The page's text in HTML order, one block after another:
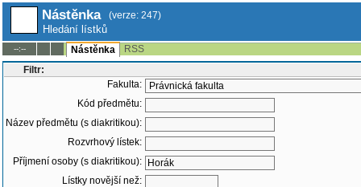
Nástěnka (verze: 247)
Hledání lístků
--:-- Nástěnka
RSS
Filtr:
Fakulta:
Kód předmětu:
Název předmětu (s diakritikou):
Rozvrhový lístek:
Příjmení osoby (s diakritikou):
Lístky novější než: